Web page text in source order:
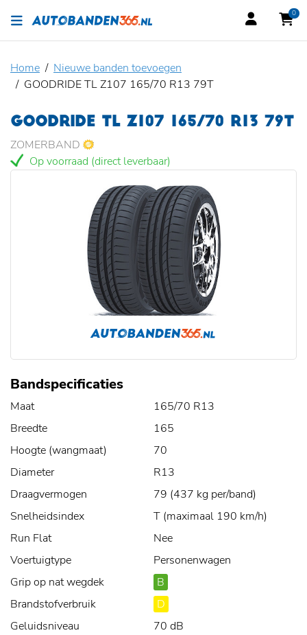
0
Home
Nieuwe banden toevoegen
GOODRIDE TL Z107 165/70 R13 79T
GOODRIDE TL Z107 165/70 R13 79T
ZOMERBAND
Op voorraad (direct leverbaar)
Bandspecificaties
Maat
165/70 R13
Breedte
165
Hoogte (wangmaat)
70
Diameter
R13
Draagvermogen
79 (437 kg per/band)
Snelheidsindex
T (maximaal 190 km/h)
Run Flat
Nee
Voertuigtype
Personenwagen
Grip op nat wegdek
B
Brandstofverbruik
D
Geluidsniveau
70 dB